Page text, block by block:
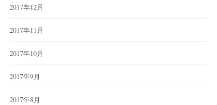
2017年12月
2017年11月
2017年10月
2017年9月
2017年8月